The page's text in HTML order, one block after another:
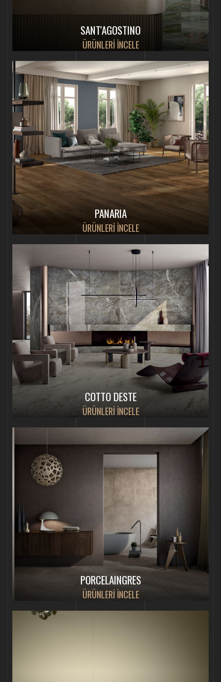
SANT'AGOSTINO
ÜRÜNLERİ İNCELE
PANARIA
ÜRÜNLERİ İNCELE
COTTO DESTE
ÜRÜNLERİ İNCELE
PORCELAINGRES
ÜRÜNLERİ İNCELE